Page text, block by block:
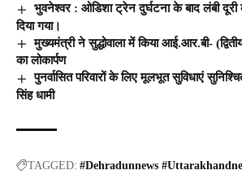
भुवनेश्वर : ओडिशा ट्रेन दुर्घटना के बाद लंबी दूरी
दिया गया।
मुख्यमंत्री ने सुद्धोवाला में किया आई.आर.बी-
का लोकार्पण
पुनर्वासित परिवारों के लिए मूलभूत सुविधाएं
सिंह धामी
TAGGED: #Dehradunnews